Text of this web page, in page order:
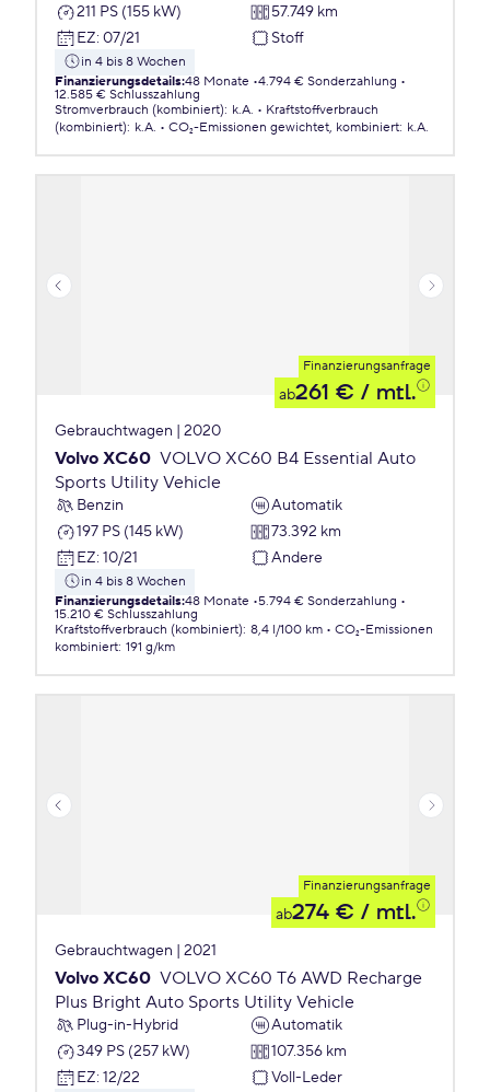
211 PS (155 kW)
57.749 km
EZ: 07/21 Stoff
in 4 bis 8 Wochen
Finanzierungsdetails:48 Monate 4.794 € Sonderzahlung
12.585 € Schlusszahlung
Stromverbrauch (kombiniert): k.A.
Kraftstoffverbrauch
(kombiniert): k.A. CO₂-Emissionen gewichtet, kombiniert: k.A.
Finanzierungsanfrage
ab261 € / mtl.
Gebrauchtwagen | 2020
Volvo XC60 VOLVO XC60 B4 Essential Auto
Sports Utility Vehicle
Benzin
Automatik
197 PS (145 kW)
73.392 km
EZ: 10/21 Andere
in 4 bis 8 Wochen
Finanzierungsdetails:48 Monate 5.794 € Sonderzahlung
15.210 € Schlusszahlung
Kraftstoffverbrauch (kombiniert): 8,4 l/100 km
CO₂-Emissionen
kombiniert: 191 g/km
Finanzierungsanfrage
ab274 € / mtl.
Gebrauchtwagen | 2021
Volvo XC60 VOLVO XC60 T6 AWD Recharge
Plus Bright Auto Sports Utility Vehicle
Plug-in-Hybrid
Automatik
349 PS (257 kW)
107.356 km
EZ: 12/22 Voll-Leder